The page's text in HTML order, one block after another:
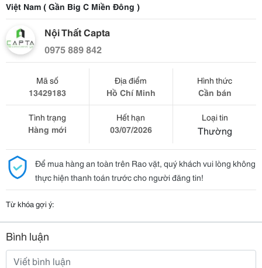
Việt Nam ( Gần Big C Miền Đông )
Nội Thất Capta
0975 889 842
Mã số
13429183
Địa điểm
Hồ Chí Minh
Hình thức
Cần bán
Tình trạng
Hàng mới
Hết hạn
03/07/2026
Loại tin
Thường
Để mua hàng an toàn trên Rao vặt, quý khách vui lòng không
thực hiện thanh toán trước cho người đăng tin!
Từ khóa gợi ý:
Bình luận